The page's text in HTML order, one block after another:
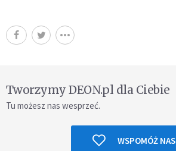
Tworzymy DEON.pl dla Ciebie
Tu możesz nas wesprzeć.
WSPOMÓŻ NAS